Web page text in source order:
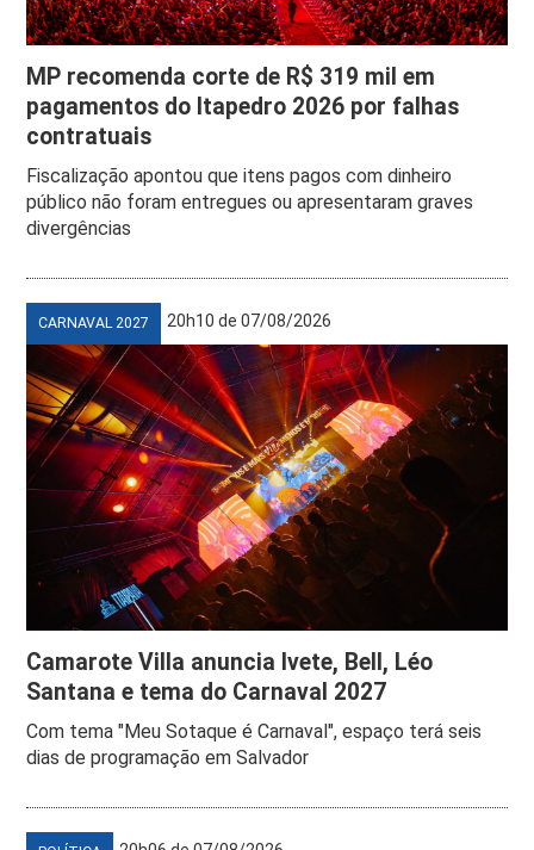
MP recomenda corte de R$ 319 mil em
pagamentos do Itapedro 2026 por falhas
contratuais
Fiscalização apontou que itens pagos com dinheiro
público não foram entregues ou apresentaram graves
divergências
CARNAVAL 2027 20h10 de 07/08/2026
Camarote Villa anuncia Ivete, Bell, Léo
Santana e tema do Carnaval 2027
Com tema "Meu Sotaque é Carnaval", espaço terá seis
dias de programação em Salvador